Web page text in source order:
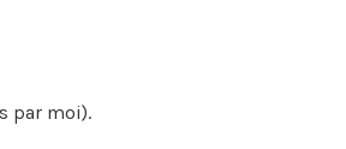
par moi).